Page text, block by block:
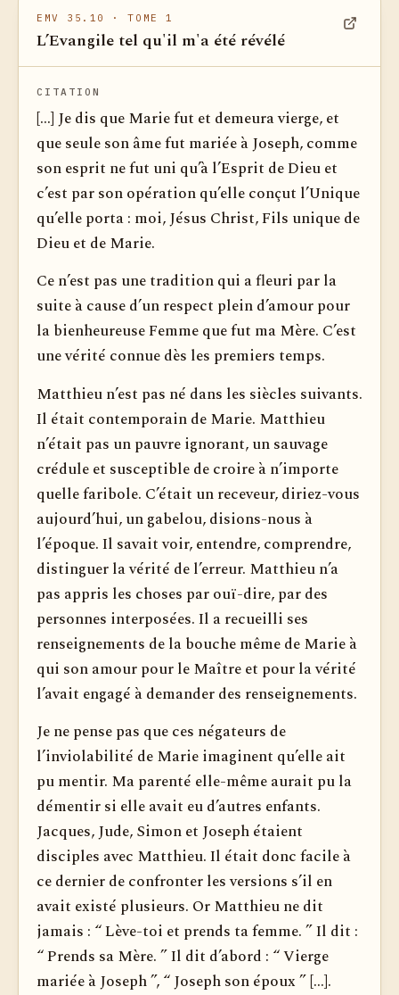
EMV 35.10 · TOME 1
L’Evangile tel qu'il m'a été révélé
CITATION
[...] Je dis que Marie fut et demeura vierge, et
que seule son âme fut mariée à Joseph, comme
son esprit ne fut uni qu’à l’Esprit de Dieu et
c’est par son opération qu’elle conçut l’Unique
qu’elle porta : moi, Jésus Christ, Fils unique de
Dieu et de Marie.
Ce n’est pas une tradition qui a fleuri par la
suite à cause d’un respect plein d’amour pour
la bienheureuse Femme que fut ma Mère. C’est
une vérité connue dès les premiers temps.
Matthieu n’est pas né dans les siècles suivants.
Il était contemporain de Marie. Matthieu
n’était pas un pauvre ignorant, un sauvage
crédule et susceptible de croire à n’importe
quelle faribole. C’était un receveur, diriez-vous
aujourd’hui, un gabelou, disions-nous à
l’époque. Il savait voir, entendre, com­prendre,
distinguer la vérité de l’erreur. Matthieu n’a
pas appris les choses par ouï-dire, par des
personnes interposées. Il a recueilli ses
renseignements de la bouche même de Marie à
qui son amour pour le Maître et pour la vérité
l’avait engagé à demander des renseignements.
Je ne pense pas que ces négateurs de
l’inviolabilité de Marie imaginent qu’elle ait
pu mentir. Ma parenté elle-même aurait pu la
démentir si elle avait eu d’autres enfants.
Jacques, Jude, Simon et Joseph étaient
disciples avec Matthieu. Il était donc facile à
ce dernier de confronter les versions s’il en
avait existé plusieurs. Or Matthieu ne dit
jamais : “ Lève-toi et prends ta femme. ” Il dit :
“ Prends sa Mère. ” Il dit d’abord : “ Vierge
mariée à Joseph ”, “ Joseph son époux ” [...].